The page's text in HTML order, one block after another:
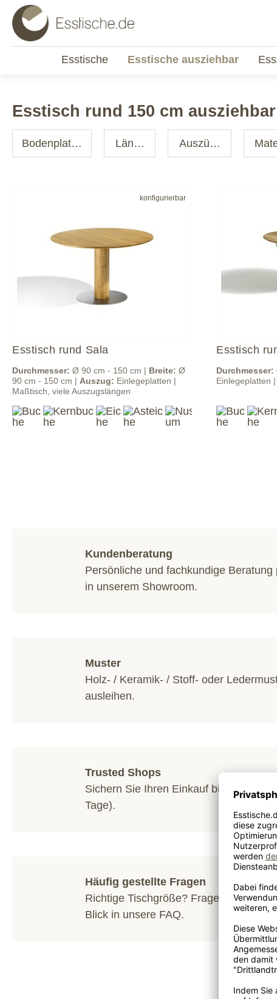
Esstische Esstische ausziehbar
Esstisch rund 150 cm ausziehbar
Bodenplatte Länge Auszüge
konfigurierbar
Esstisch rund Sala
Durchmesser: Ø 90 cm - 150 cm | Breite: Ø
90 cm - 150 cm | Auszug: Einlegeplatten |
Maßtisch, viele Auszugslängen
Esstisch
Durchmesser:
Einlegeplatten
Kundenberatung
Persönliche und fachkundige Beratung
in unserem Showroom.
Muster
Holz- / Keramik- / Stoff- oder
ausleihen.
Trusted Shops
Sichern Sie Ihren Einkauf bis 20.000 €
Tage).
Häufig gestellte Fragen
Richtige Tischgröße? Fragen zum
Blick in unsere FAQ.